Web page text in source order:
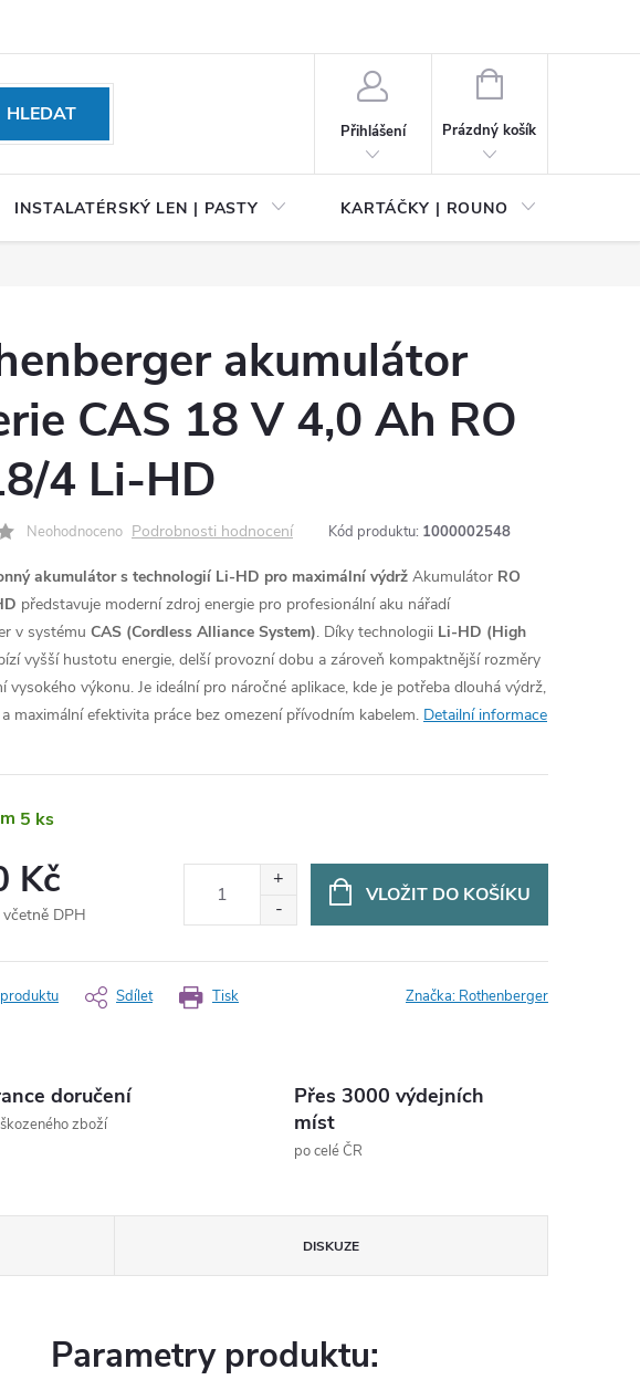
HLEDAT
Přihlášení
NÁKUPNÍ
Prázdný košík
INSTALATÉRSKÝ LEN | PASTY KARTÁČKY | ROUNO
akumulátor
CAS 18 V 4,0 Ah RO
4 Li-HD
Neohodnoceno Podrobnosti hodnocení Kód produktu: 1000002548
akumulátor s technologií Li-HD pro maximální výdrž Akumulátor RO
představuje moderní zdroj energie pro profesionální aku nářadí
v systému CAS (Cordless Alliance System). Díky technologii Li-HD (High
vyšší hustotu energie, delší provozní dobu a zároveň kompaktnější rozměry
vysokého výkonu. Je ideální pro náročné aplikace, kde je potřeba dlouhá výdrž,
maximální efektivita práce bez omezení přívodním kabelem. Detailní informace
5 ks
Kč
DPH
VLOŽIT DO KOŠÍKU
Tisk
Sdílet Značka: Rothenberger
doručení
zboží
Přes 3000 výdejních
míst
po celé ČR
DISKUZE
Parametry produktu: